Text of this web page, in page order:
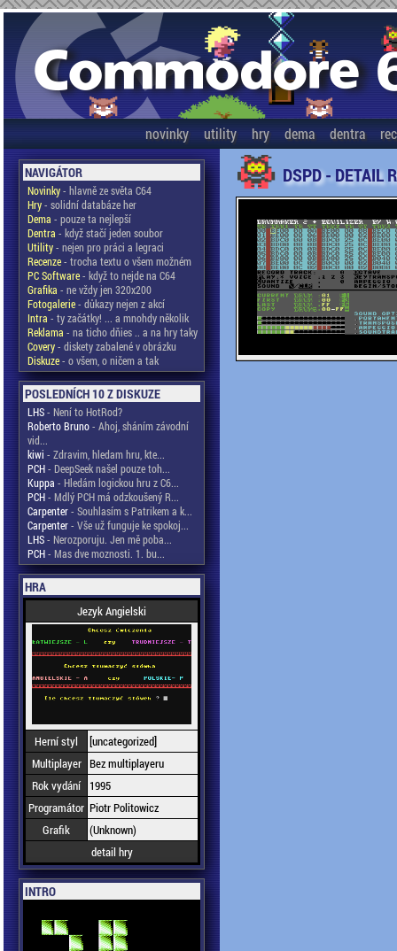
novinky utility hry dema dentra
NAVIGÁTOR
Novinky- hlavně ze světa C64
Hry- solidní databáze her
Dema - pouze ta nejlepší
Dentra - když stačí jeden soubor
Utility- nejen pro práci a legraci
Recenze- trocha textu o všem možném
PC Software- když to nejde na C64
Grafika - ne vždy jen 320x200
Fotogalerie- důkazy nejen z akcí
Intra - ty začátky! ... a mnohdy několik
Reklama - na ticho dňies .. a na hry taky
Covery- diskety zabalené v obrázku
Diskuze- o všem, o ničem a tak
POSLEDNÍCH 10 Z DISKUZE
LHS- Není to HotRod?
Roberto Bruno- Ahoj, sháním závodní
vid...
kiwi - Zdravim, hledam hru, kte...
PCH- DeepSeek našel pouze toh...
Kuppa - Hledám logickou hru z C6...
PCH- Mdlý PCH má odzkoušený R...
Carpenter- Souhlasím s Patrikem a k...
Carpenter- Vše už funguje ke spokoj...
LHS- Nerozporuju. Jen mě poba...
PCH- Mas dve moznosti. 1. bu...
HRA
Jezyk Angielski
Herní styl
[uncategorized]
Multiplayer Bez multiplayeru
Rok vydání
1995
Programátor Piotr Politowicz
Grafik
(Unknown)
detail hry
INTRO
DSPD - DETAIL